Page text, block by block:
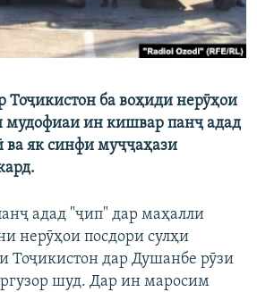
ба воҳиди нерӯҳои
мудофиаи ин кишвар панҷ адад
як синфи муҷҷаҳази
адад "ҷип" дар маҳалли
нерӯҳои посдори сулҳи
Тоҷикистон дар Душанбе рӯзи
шуд. Дар ин маросим